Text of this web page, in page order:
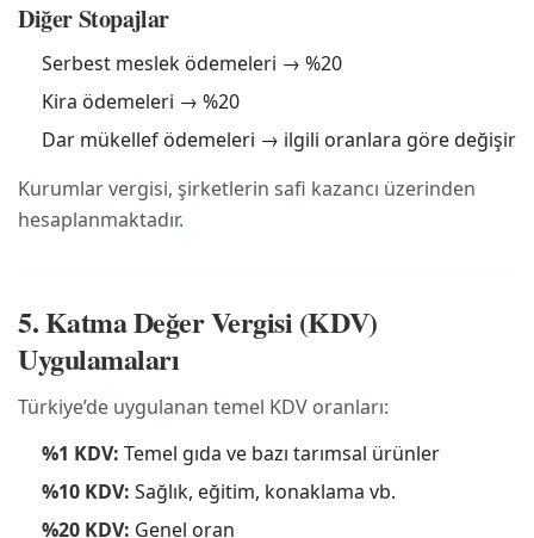
Diğer Stopajlar
Serbest meslek ödemeleri → %20
Kira ödemeleri → %20
Dar mükellef ödemeleri → ilgili oranlara göre değişir
Kurumlar vergisi, şirketlerin safi kazancı üzerinden
hesaplanmaktadır.
5. Katma Değer Vergisi (KDV)
Uygulamaları
Türkiye’de uygulanan temel KDV oranları:
%1 KDV: Temel gıda ve bazı tarımsal ürünler
%10 KDV: Sağlık, eğitim, konaklama vb.
%20 KDV: Genel oran